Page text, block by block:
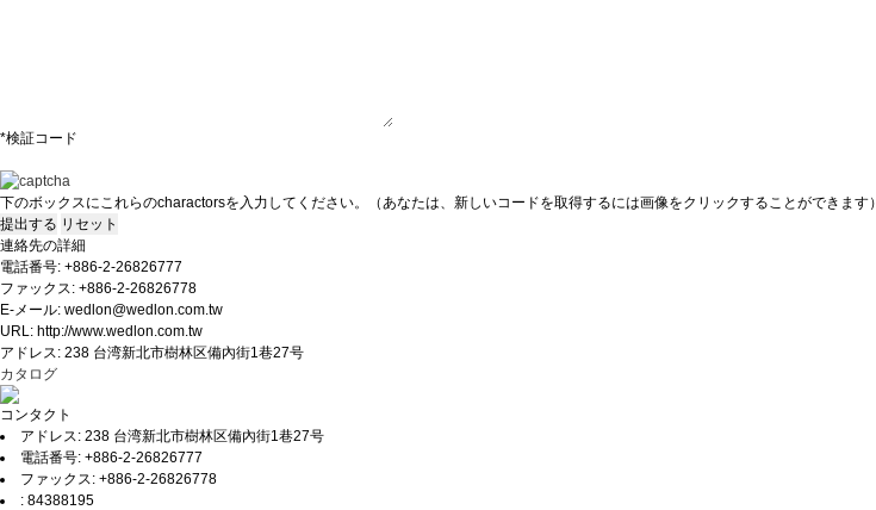
*検証コード
下のボックスにこれらのcharactorsを入力してください。 （あなたは、新しいコードを取得するには画像をクリックすることができます）
連絡先の詳細
電話番号: +886-2-26826777
ファックス: +886-2-26826778
E-メール: wedlon@wedlon.com.tw
URL: http://www.wedlon.com.tw
アドレス: 238 台湾新北市樹林区備內街1巷27号
カタログ
コンタクト
アドレス: 238 台湾新北市樹林区備內街1巷27号
電話番号: +886-2-26826777
ファックス: +886-2-26826778
: 84388195